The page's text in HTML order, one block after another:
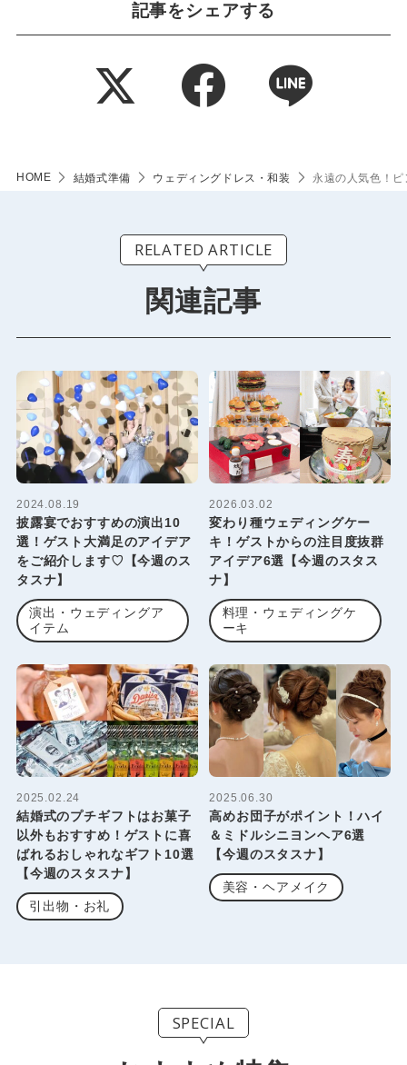
記事をシェアする
HOME 結婚式準備 ウェディングドレス・和装 永遠の人気色！
RELATED ARTICLE
関連記事
2024.08.19
披露宴でおすすめの演出10
選！ゲスト大満足のアイデア
をご紹介します♡【今週のス
タスナ】
演出・ウェディングア
イテム
2026.03.02
変わり種ウェディングケー
キ！ゲストからの注目度抜群
アイデア6選【今週のスタス
ナ】
料理・ウェディングケ
ーキ
2025.02.24
結婚式のプチギフトはお菓子
以外もおすすめ！ゲストに喜
ばれるおしゃれなギフト10選
【今週のスタスナ】
引出物・お礼
2025.06.30
高めお団子がポイント！ハイ
＆ミドルシニヨンヘア6選
【今週のスタスナ】
美容・ヘアメイク
SPECIAL